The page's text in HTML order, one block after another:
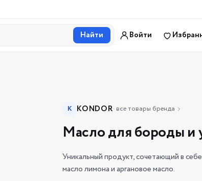
Найти Войти
K KONDOR· все товары бренда
Масло для бороды и
Уникальный продукт, сочетающий в
масло лимона и аргановое масло.